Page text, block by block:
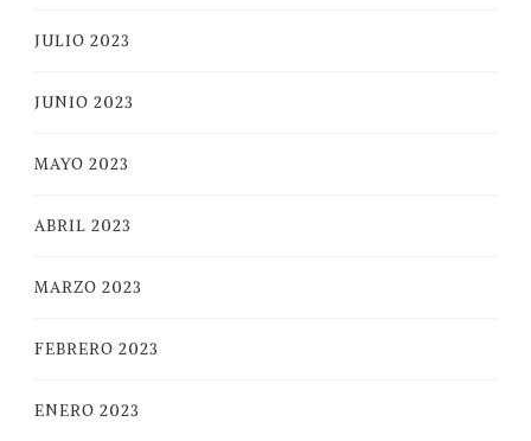
JULIO 2023
JUNIO 2023
MAYO 2023
ABRIL 2023
MARZO 2023
FEBRERO 2023
ENERO 2023